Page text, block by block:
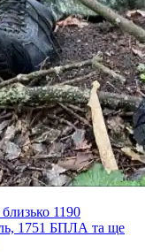
1190
1751 БПЛА та ще